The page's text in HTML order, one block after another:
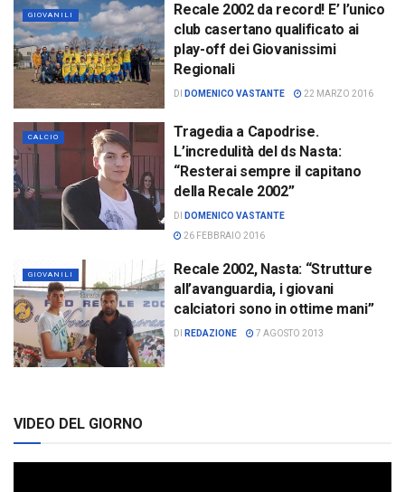
GIOVANILI
Recale 2002 da record! E’ l’unico
club casertano qualificato ai
play-off dei Giovanissimi
Regionali
DI DOMENICO VASTANTE 22 MARZO 2016
CALCIO
Tragedia a Capodrise.
L’incredulità del ds Nasta:
“Resterai sempre il capitano
della Recale 2002”
DI
DOMENICO VASTANTE
26 FEBBRAIO 2016
GIOVANILI
Recale 2002, Nasta: “Strutture
all’avanguardia, i giovani
calciatori sono in ottime mani”
DI REDAZIONE 7 AGOSTO 2013
VIDEO DEL GIORNO